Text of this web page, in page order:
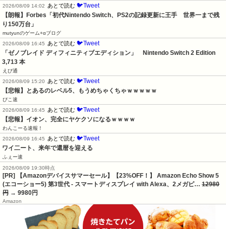
2026/08/09 14:02
あとで読む 🐦Tweet
【朗報】Forbes「初代Nintendo Switch、PS2の記録更新に王手　世界一まで残
り150万台」
mutyunのゲーム+αブログ
2026/08/09 16:45
あとで読む 🐦Tweet
「ゼノブレイド ディフィニティブエディション」　Nintendo Switch 2 Edition
3,713 本
えび通
2026/08/09 15:20
あとで読む 🐦Tweet
【悲報】とあるのレベル5、もうめちゃくちゃｗｗｗｗｗ
ぴこ速
2026/08/09 16:45
あとで読む 🐦Tweet
【悲報】イオン、完全にヤケクソになるｗｗｗｗ
わんこーる速報！
2026/08/09 16:45
あとで読む 🐦Tweet
ワイ二ート、来年で還暦を迎える
ふぇー速
2026/08/09 19:30時点
[PR] 【Amazonデバイスサマーセール】【23%OFF！】 Amazon Echo Show 5
(エコーショー5) 第3世代 - スマートディスプレイ with Alexa、2メガピ… 12980
円 → 9980円
Amazon